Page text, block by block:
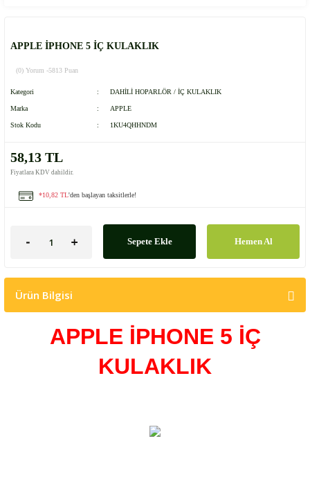
APPLE İPHONE 5 İÇ KULAKLIK
(0) Yorum -5813 Puan
Kategori DAHİLİ HOPARLÖR / İÇ KULAKLIK
Marka APPLE
Stok Kodu 1KU4QHHNDM
58,13 TL
Fiyatlara KDV dahildir.
*10,82 TL'den başlayan taksitlerle!
Sepete Ekle Hemen Al
Ürün Bilgisi
APPLE İPHONE 5 İÇ
KULAKLIK